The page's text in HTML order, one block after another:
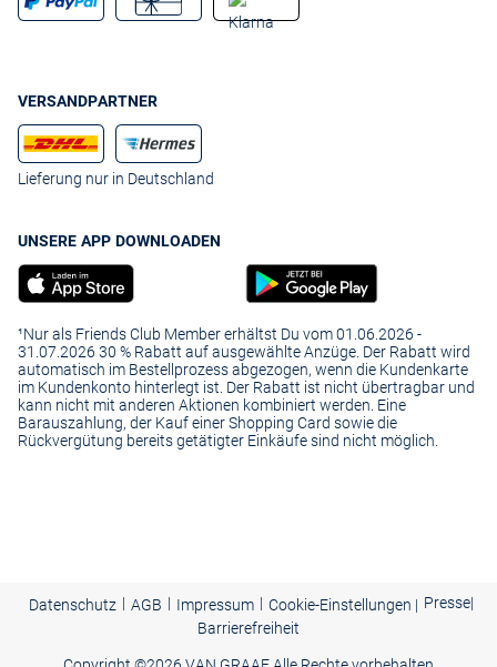
VERSANDPARTNER
Lieferung nur in Deutschland
UNSERE APP DOWNLOADEN
¹Nur als Friends Club Member erhältst Du vom 01.06.2026 -
31.07.2026 30 % Rabatt auf ausgewählte Anzüge. Der Rabatt wird
automatisch im Bestellprozess abgezogen, wenn die Kundenkarte
im Kundenkonto hinterlegt ist. Der Rabatt ist nicht übertragbar und
kann nicht mit anderen Aktionen kombiniert werden. Eine
Barauszahlung, der Kauf einer Shopping Card sowie die
Rückvergütung bereits getätigter Einkäufe sind nicht möglich.
Datenschutz | AGB | Impressum | Cookie-Einstellungen | Presse|
Barrierefreiheit